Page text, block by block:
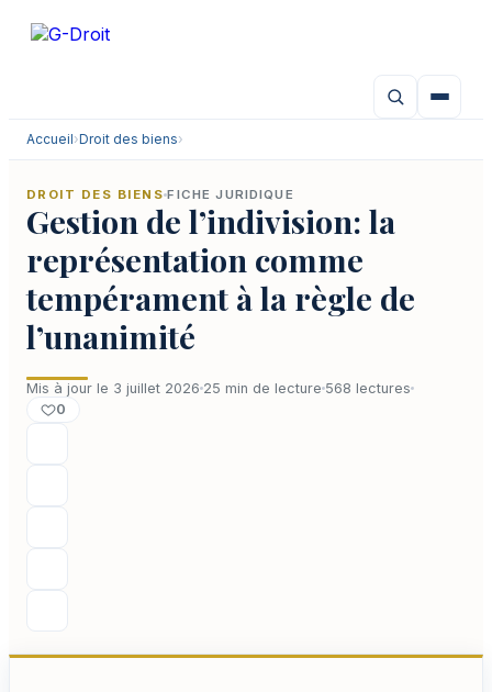
Accueil›Droit des biens›
DROIT DES BIENS FICHE JURIDIQUE
Gestion de l’indivision: la
représentation comme
tempérament à la règle de
l’unanimité
Mis à jour le 3 juillet 2026 25 min de lecture 568 lectures
0